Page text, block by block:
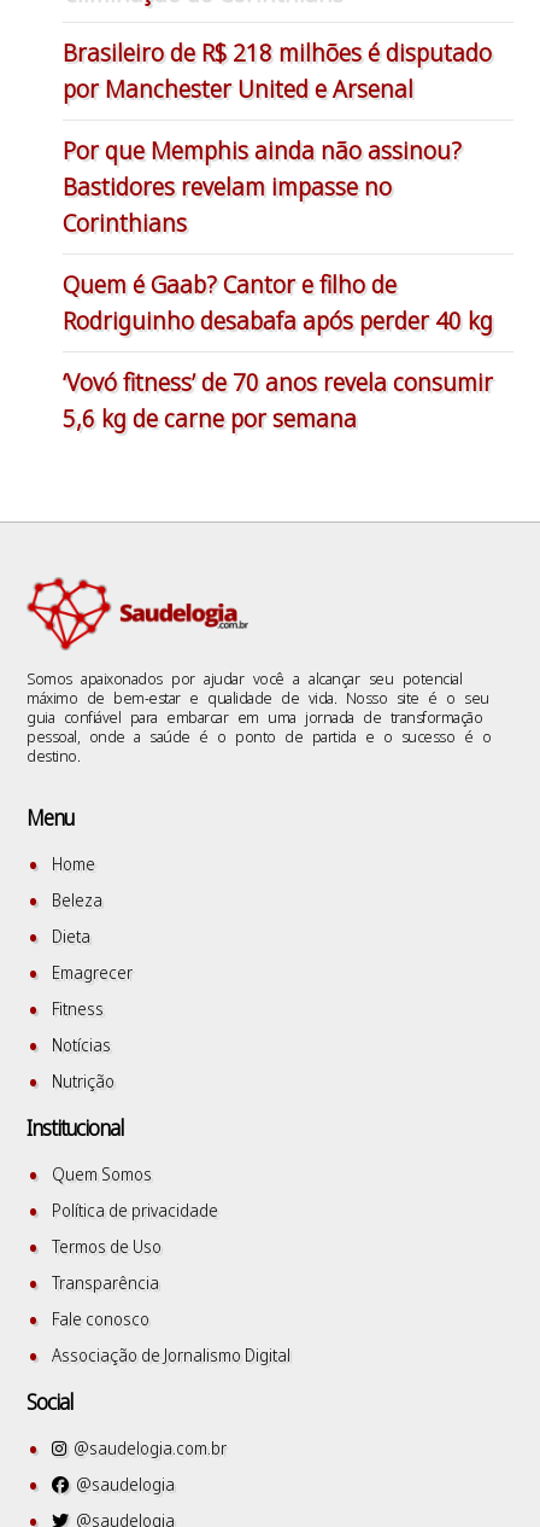
Brasileiro de R$ 218 milhões é disputado
por Manchester United e Arsenal
Por que Memphis ainda não assinou?
Bastidores revelam impasse no
Corinthians
Quem é Gaab? Cantor e filho de
Rodriguinho desabafa após perder 40 kg
‘Vovó fitness’ de 70 anos revela consumir
5,6 kg de carne por semana
Somos apaixonados por ajudar você a alcançar seu potencial
máximo de bem-estar e qualidade de vida. Nosso site é o seu
guia confiável para embarcar em uma jornada de transformação
pessoal, onde a saúde é o ponto de partida e o sucesso é o
destino.
Menu
Home
Beleza
Dieta
Emagrecer
Fitness
Notícias
Nutrição
Institucional
Quem Somos
Política de privacidade
Termos de Uso
Transparência
Fale conosco
Associação de Jornalismo Digital
Social
@saudelogia.com.br
@saudelogia
@saudelogia